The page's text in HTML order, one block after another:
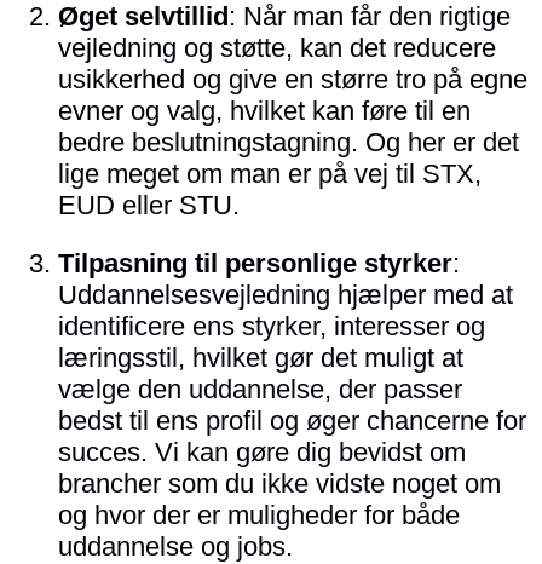
Øget selvtillid: Når man får den rigtige
vejledning og støtte, kan det reducere
usikkerhed og give en større tro på egne
evner og valg, hvilket kan føre til en
bedre beslutningstagning. Og her er det
lige meget om man er på vej til STX,
EUD eller STU.
Tilpasning til personlige styrker:
Uddannelsesvejledning hjælper med at
identificere ens styrker, interesser og
læringsstil, hvilket gør det muligt at
vælge den uddannelse, der passer
bedst til ens profil og øger chancerne for
succes. Vi kan gøre dig bevidst om
brancher som du ikke vidste noget om
og hvor der er muligheder for både
uddannelse og jobs.